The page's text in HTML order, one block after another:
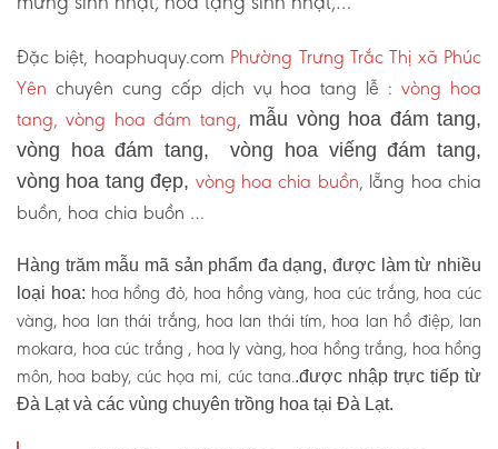
Đặc biệt, hoaphuquy.com Phường Trưng Trắc Thị xã Phúc
Yên chuyên cung cấp dịch vụ hoa tang lễ :vòng hoa
tang, vòng hoa đám tang, mẫu vòng hoa đám tang,
vòng hoa đám tang, vòng hoa viếng đám tang,
vòng hoa tang đẹp, vòng hoa chia buồn, lẵng hoa chia
buồn, hoa chia buồn …
Hàng trăm mẫu mã sản phẩm đa dạng, được làm từ nhiều
loại hoa: hoa hồng đỏ, hoa hồng vàng, hoa cúc trắng, hoa cúc
vàng, hoa lan thái trắng, hoa lan thái tím, hoa lan hồ điệp, lan
mokara, hoa cúc trắng , hoa ly vàng, hoa hồng trắng, hoa hồng
môn, hoa baby, cúc họa mi, cúc tana..được nhập trực tiếp từ
Đà Lạt và các vùng chuyên trồng hoa tại Đà Lạt.